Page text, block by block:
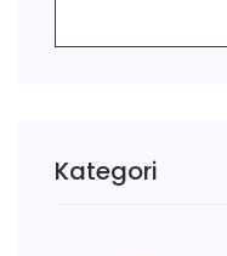
Kategori